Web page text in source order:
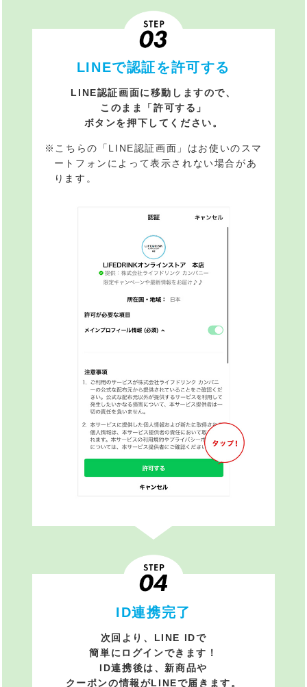
LINEで認証を許可する
LINE認証画面に移動しますので、
このまま「許可する」
ボタンを押下してください。
※こちらの「LINE認証画面」はお使いのスマ
ートフォンによって表示されない場合があ
ります。
ID連携完了
次回より、LINE IDで
簡単にログインできます！
ID連携後は、新商品や
クーポンの情報がLINEで届きます。